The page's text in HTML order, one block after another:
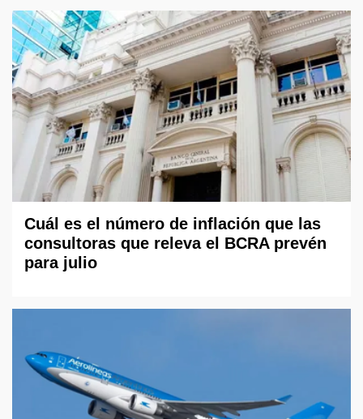
Cuál es el número de inflación que las
consultoras que releva el BCRA prevén
para julio